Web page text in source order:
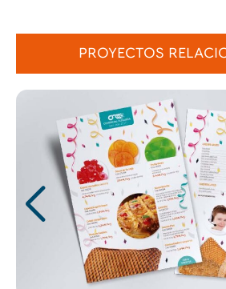
PROYECTOS